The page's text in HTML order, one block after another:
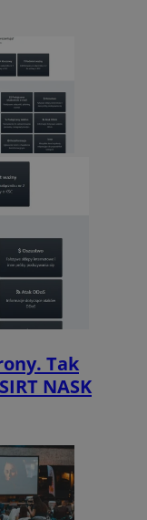
Tak
NASK